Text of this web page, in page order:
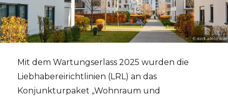
Mit dem Wartungserlass 2025 wurden die
Liebhabereirichtlinien (LRL) an das
Konjunkturpaket „Wohnraum und